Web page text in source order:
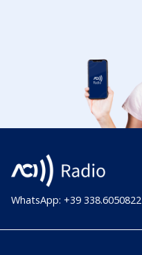
WhatsApp: +39 338.6050822